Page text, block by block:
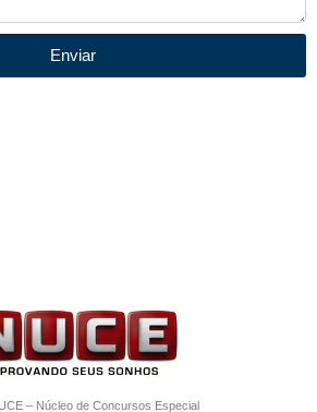
Enviar
– Núcleo de Concursos Especial